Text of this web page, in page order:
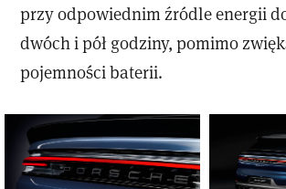
przy odpowiednim źródle energii
dwóch i pół godziny, pomimo
pojemności baterii.